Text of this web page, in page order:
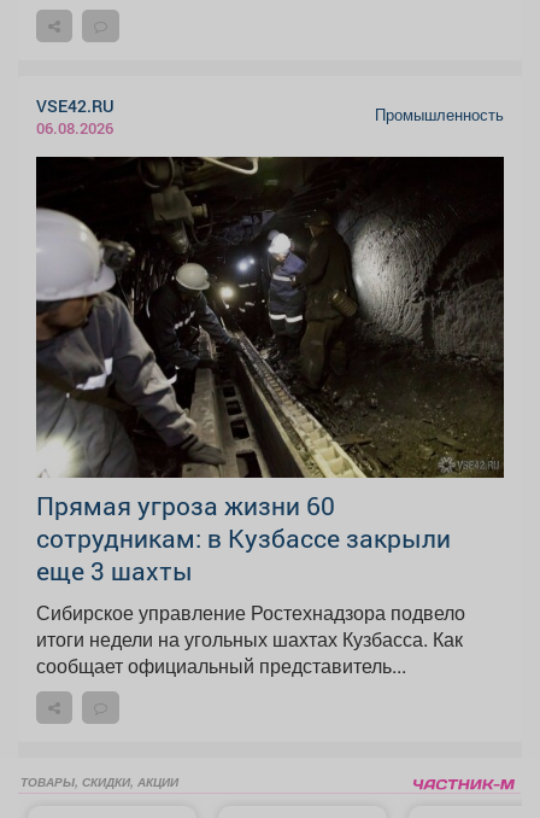
VSE42.RU
06.08.2026
Промышленность
Прямая угроза жизни 60
сотрудникам: в Кузбассе закрыли
еще 3 шахты
Сибирское управление Ростехнадзора подвело
итоги недели на угольных шахтах Кузбасса. Как
сообщает официальный представитель...
ТОВАРЫ, СКИДКИ, АКЦИИ